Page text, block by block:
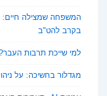
המשפחה שמצילה חיים:
בקרב להט"ב
למי שייכת תרבות
מגדלור בחשיכה: על